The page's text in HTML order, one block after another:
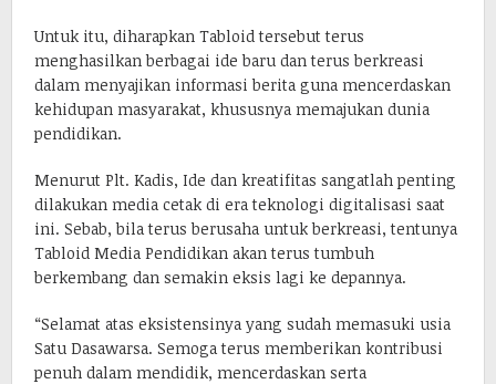
Untuk itu, diharapkan Tabloid tersebut terus
menghasilkan berbagai ide baru dan terus berkreasi
dalam menyajikan informasi berita guna mencerdaskan
kehidupan masyarakat, khususnya memajukan dunia
pendidikan.
Menurut Plt. Kadis, Ide dan kreatifitas sangatlah penting
dilakukan media cetak di era teknologi digitalisasi saat
ini. Sebab, bila terus berusaha untuk berkreasi, tentunya
Tabloid Media Pendidikan akan terus tumbuh
berkembang dan semakin eksis lagi ke depannya.
“Selamat atas eksistensinya yang sudah memasuki usia
Satu Dasawarsa. Semoga terus memberikan kontribusi
penuh dalam mendidik, mencerdaskan serta